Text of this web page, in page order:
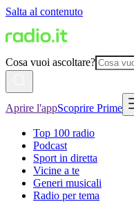
Salta al contenuto
Cosa vuoi ascoltare?
Aprire l'appScoprire Prime
Top 100 radio
Podcast
Sport in diretta
Vicine a te
Generi musicali
Radio per tema